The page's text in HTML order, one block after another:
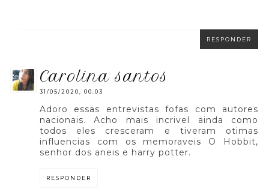
RESPONDER
carolina santos
31/05/2020, 00:03
Adoro essas entrevistas fofas com autores
nacionais. Acho mais incrivel ainda como
todos eles cresceram e tiveram otimas
influencias com os memoraveis O Hobbit,
senhor dos aneis e harry potter.
RESPONDER